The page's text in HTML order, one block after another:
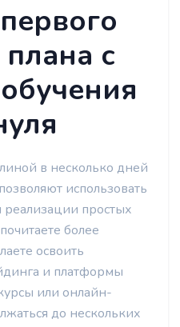
с
в несколько дней
использовать
простых
более
освоить
и платформы
или онлайн-
до нескольких